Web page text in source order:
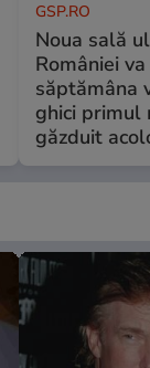
GSP.RO
Noua sală
României
săptămâna
ghici primul
găzduit